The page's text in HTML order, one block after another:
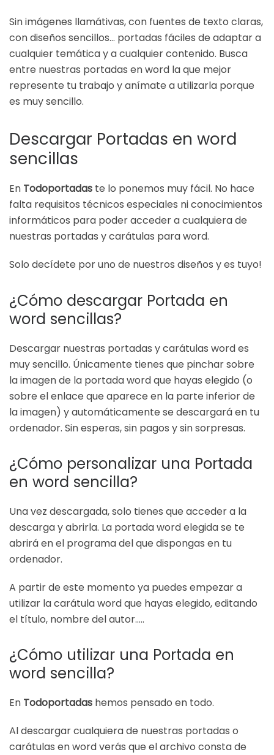
Sin imágenes llamátivas, con fuentes de texto claras,
con diseños sencillos… portadas fáciles de adaptar a
cualquier temática y a cualquier contenido. Busca
entre nuestras portadas en word la que mejor
represente tu trabajo y anímate a utilizarla porque
es muy sencillo.
Descargar Portadas en word
sencillas
En Todoportadas te lo ponemos muy fácil. No hace
falta requisitos técnicos especiales ni conocimientos
informáticos para poder acceder a cualquiera de
nuestras portadas y carátulas para word.
Solo decídete por uno de nuestros diseños y es tuyo!
¿Cómo descargar Portada en
word sencillas?
Descargar nuestras portadas y carátulas word es
muy sencillo. Únicamente tienes que pinchar sobre
la imagen de la portada word que hayas elegido (o
sobre el enlace que aparece en la parte inferior de
la imagen) y automáticamente se descargará en tu
ordenador. Sin esperas, sin pagos y sin sorpresas.
¿Cómo personalizar una Portada
en word sencilla?
Una vez descargada, solo tienes que acceder a la
descarga y abrirla. La portada word elegida se te
abrirá en el programa del que dispongas en tu
ordenador.
A partir de este momento ya puedes empezar a
utilizar la carátula word que hayas elegido, editando
el título, nombre del autor…..
¿Cómo utilizar una Portada en
word sencilla?
En Todoportadas hemos pensado en todo.
Al descargar cualquiera de nuestras portadas o
carátulas en word verás que el archivo consta de